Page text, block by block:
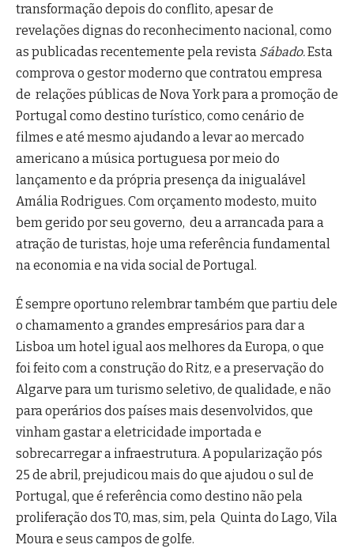
transformação depois do conflito, apesar de
revelações dignas do reconhecimento nacional, como
as publicadas recentemente pela revista Sábado.Esta
comprova o gestor moderno que contratou empresa
de relações públicas de Nova York para a promoção de
Portugal como destino turístico, como cenário de
filmes e até mesmo ajudando a levar ao mercado
americano a música portuguesa por meio do
lançamento e da própria presença da inigualável
Amália Rodrigues. Com orçamento modesto, muito
bem gerido por seu governo, deu a arrancada para a
atração de turistas, hoje uma referência fundamental
na economia e na vida social de Portugal.
É sempre oportuno relembrar também que partiu dele
o chamamento a grandes empresários para dar a
Lisboa um hotel igual aos melhores da Europa, o que
foi feito com a construção do Ritz, e a preservação do
Algarve para um turismo seletivo, de qualidade, e não
para operários dos países mais desenvolvidos, que
vinham gastar a eletricidade importada e
sobrecarregar a infraestrutura. A popularização pós
25 de abril, prejudicou mais do que ajudou o sul de
Portugal, que é referência como destino não pela
proliferação dos T0, mas, sim, pela Quinta do Lago, Vila
Moura e seus campos de golfe.